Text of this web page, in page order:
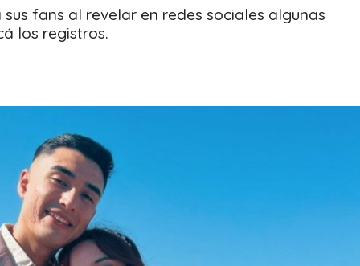
fans al revelar en redes sociales algunas
los registros.